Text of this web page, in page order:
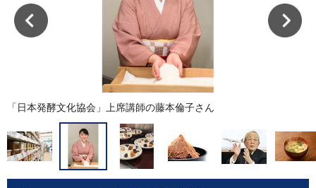
「日本発酵文化協会」上席講師の藤本倫子さん